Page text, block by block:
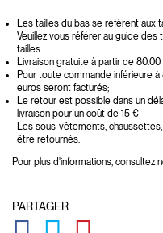
Les tailles du bas se réfèrent aux
Veuillez vous référer au guide
tailles.
Livraison gratuite à partir de 80.00
Pour toute commande inférieure
euros seront facturés;
Le retour est possible dans un
livraison pour un coût de 15 €
Les sous-vêtements,
être retournés.
Pour plus d'informations, consultez
PARTAGER